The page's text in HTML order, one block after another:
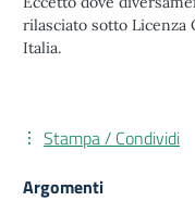
rilasciato sotto Licenza
Italia.
Stampa / Condividi
Argomenti